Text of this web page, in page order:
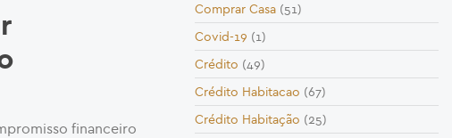
financeiro
Comprar Casa (51)
Covid-19 (1)
Crédito (49)
Crédito Habitacao (67)
Crédito Habitação (25)